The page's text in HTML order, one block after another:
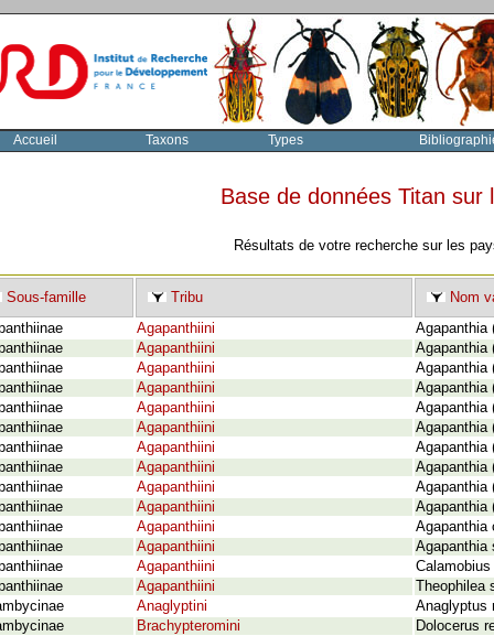
Accueil Taxons Types
Base de données Titan
Résultats de votre recherche sur les
Sous-famille Tribu
Nom
Agapanthiini
Agapanthia
Agapanthiini
Agapanthia
Agapanthiini
Agapanthia
Agapanthiini
Agapanthia
Agapanthiini
Agapanthia
Agapanthiini
Agapanthia
Agapanthiini
Agapanthia
Agapanthiini
Agapanthia
Agapanthiini
Agapanthia
Agapanthiini
Agapanthia
Agapanthiini
Agapanthia
Agapanthiini
Agapanthia
Agapanthiini
Agapanthiini
Anaglyptini
Anaglyptus
Brachypteromini
Dolocerus